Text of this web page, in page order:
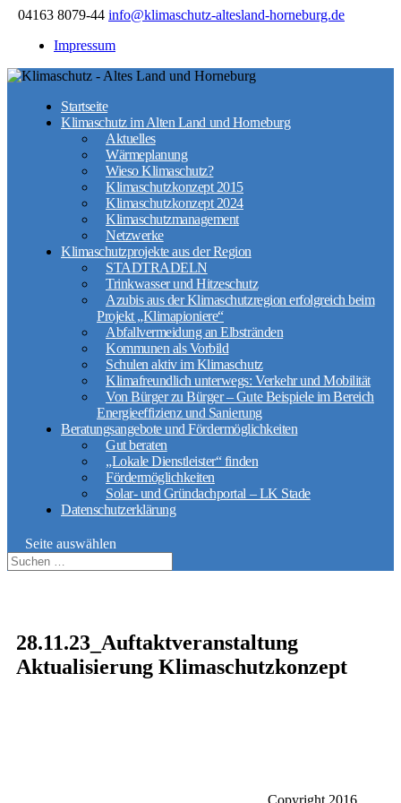
04163 8079-44 info@klimaschutz-altesland-horneburg.de
Impressum
Startseite
Klimaschutz im Alten Land und Horneburg
Aktuelles
Wärmeplanung
Wieso Klimaschutz?
Klimaschutzkonzept 2015
Klimaschutzkonzept 2024
Klimaschutzmanagement
Netzwerke
Klimaschutzprojekte aus der Region
STADTRADELN
Trinkwasser und Hitzeschutz
Azubis aus der Klimaschutzregion erfolgreich beim
Projekt „Klimapioniere“
Abfallvermeidung an Elbstränden
Kommunen als Vorbild
Schulen aktiv im Klimaschutz
Klimafreundlich unterwegs: Verkehr und Mobilität
Von Bürger zu Bürger – Gute Beispiele im Bereich
Energieeffizienz und Sanierung
Beratungsangebote und Fördermöglichkeiten
Gut beraten
„Lokale Dienstleister“ finden
Fördermöglichkeiten
Solar- und Gründachportal – LK Stade
Datenschutzerklärung
Seite auswählen
28.11.23_Auftaktveranstaltung
Aktualisierung Klimaschutzkonzept